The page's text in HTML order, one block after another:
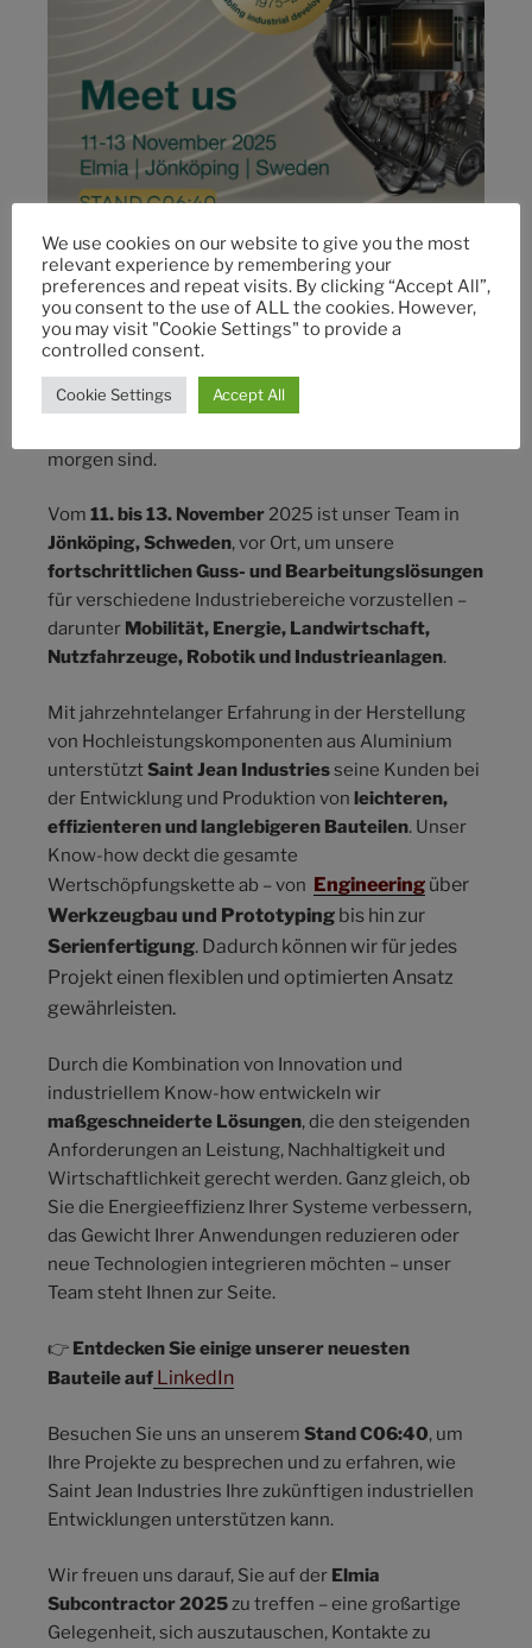
Saint Jean Industries nimmt an derElmia
Subcontractor 2025, teil – der führenden
Fachmesse für industrielle Zulieferer in
Nordeuropa. Diese bedeutende Veranstaltung
bringt jedes Jahr Tausende von Fachleuten
zusammen, die auf der Suche nach innovativen und
morgen sind.
Vom 11. bis 13. November2025 ist unser Team in
Jönköping, Schweden, vor Ort, um unsere
fortschrittlichen Guss- und Bearbeitungslösungen
für verschiedene Industriebereiche vorzustellen –
darunter Mobilität, Energie, Landwirtschaft,
Nutzfahrzeuge, Robotik und Industrieanlagen.
Mit jahrzehntelanger Erfahrung in der Herstellung
von Hochleistungskomponenten aus Aluminium
unterstütztSaint Jean Industriesseine Kunden bei
der Entwicklung und Produktion von leichteren,
effizienteren und langlebigeren Bauteilen. Unser
Know-how deckt die gesamte
Wertschöpfungskette ab – von Engineering über
Werkzeugbau und Prototyping bis hin zur
Serienfertigung. Dadurch können wir für jedes
Projekt einen flexiblen und optimierten Ansatz
gewährleisten.
Durch die Kombination von Innovation und
industriellem Know-how entwickeln wir
maßgeschneiderte Lösungen, die den steigenden
Anforderungen an Leistung, Nachhaltigkeit und
Wirtschaftlichkeit gerecht werden. Ganz gleich, ob
Sie die Energieeffizienz Ihrer Systeme verbessern,
das Gewicht Ihrer Anwendungen reduzieren oder
neue Technologien integrieren möchten – unser
Team steht Ihnen zur Seite.
👉 Entdecken Sie einige unserer neuesten
Bauteile auf LinkedIn
Besuchen Sie uns an unserem Stand C06:40, um
Ihre Projekte zu besprechen und zu erfahren, wie
Saint Jean Industries Ihre zukünftigen industriellen
Entwicklungen unterstützen kann.
Wir freuen uns darauf, Sie auf der Elmia
Subcontractor 2025zu treffen – eine großartige
Gelegenheit, sich auszutauschen, Kontakte zu
We use cookies on our website to give you the most
relevant experience by remembering your
preferences and repeat visits. By clicking “Accept All”,
you consent to the use of ALL the cookies. However,
you may visit "Cookie Settings" to provide a
controlled consent.
Cookie Settings Accept All